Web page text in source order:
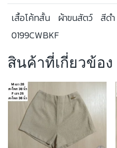
เสื้อโค้ทสั้น ผ้าขนสัตว์ สีดำ
0199CWBKF
สินค้าที่เกี่ยวข้อง